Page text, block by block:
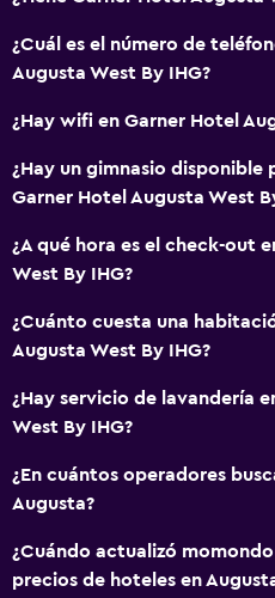
Caja fuerte
Recepción 24 horas
General
Habitaciones insonorizadas
Casilleros
Posibilidad de habitaciones
Tina de baño
Lavandería
¿Cuál es el número de
Augusta West By IHG?
¿Hay wifi en Garner Hotel
¿Hay un gimnasio disponible
Garner Hotel Augusta West
¿A qué hora es el check-out
West By IHG?
¿Cuánto cuesta una
Augusta West By IHG?
¿Hay servicio de lavandería
West By IHG?
¿En cuántos operadores
Augusta?
¿Cuándo actualizó
precios de hoteles en